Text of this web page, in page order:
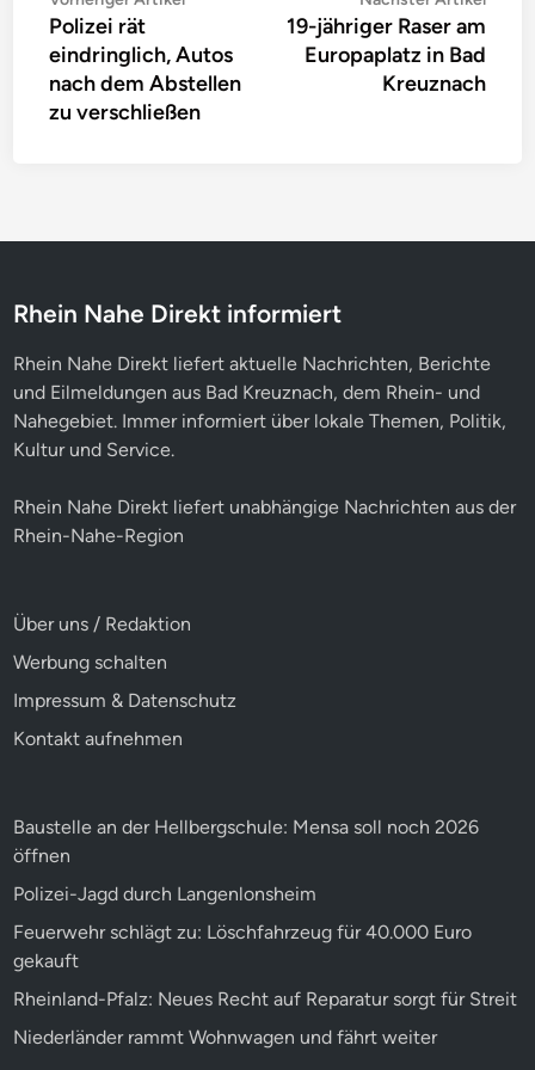
Polizei rät
eindringlich, Autos
nach dem Abstellen
zu verschließen
19-jähriger Raser am
Europaplatz in Bad
Kreuznach
Rhein Nahe Direkt informiert
Rhein Nahe Direkt liefert aktuelle Nachrichten, Berichte
und Eilmeldungen aus Bad Kreuznach, dem Rhein- und
Nahegebiet. Immer informiert über lokale Themen, Politik,
Kultur und Service.
Rhein Nahe Direkt liefert unabhängige Nachrichten aus der
Rhein-Nahe-Region
Über uns / Redaktion
Werbung schalten
Impressum & Datenschutz
Kontakt aufnehmen
Baustelle an der Hellbergschule: Mensa soll noch 2026
öffnen
Polizei-Jagd durch Langenlonsheim
Feuerwehr schlägt zu: Löschfahrzeug für 40.000 Euro
gekauft
Rheinland-Pfalz: Neues Recht auf Reparatur sorgt für Streit
Niederländer rammt Wohnwagen und fährt weiter